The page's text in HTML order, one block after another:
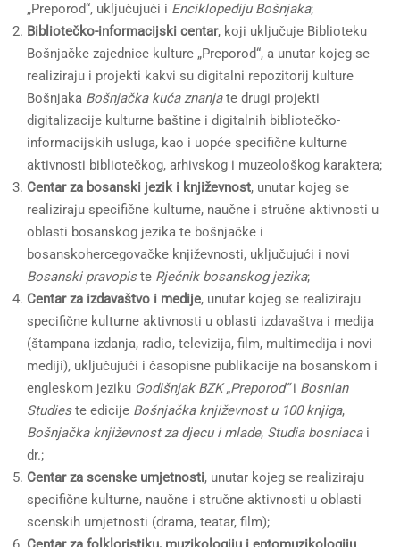
„Preporod“, uključujući i Enciklopediju Bošnjaka;
Bibliotečko-informacijski centar, koji uključuje Biblioteku
Bošnjačke zajednice kulture „Preporod“, a unutar kojeg se
realiziraju i projekti kakvi su digitalni repozitorij kulture
Bošnjaka Bošnjačka kuća znanjate drugi projekti
digitalizacije kulturne baštine i digitalnih bibliotečko-
informacijskih usluga, kao i uopće specifične kulturne
aktivnosti bibliotečkog, arhivskog i muzeološkog karaktera;
Centar za bosanski jezik i književnost, unutar kojeg se
realiziraju specifične kulturne, naučne i stručne aktivnosti u
oblasti bosanskog jezika te bošnjačke i
bosanskohercegovačke književnosti, uključujući i novi
Bosanski pravopiste Rječnik bosanskog jezika;
Centar za izdavaštvo i medije, unutar kojeg se realiziraju
specifične kulturne aktivnosti u oblasti izdavaštva i medija
(štampana izdanja, radio, televizija, film, multimedija i novi
mediji), uključujući i časopisne publikacije na bosanskom i
engleskom jeziku Godišnjak BZK „Preporod“i Bosnian
Studieste edicije Bošnjačka književnost u 100 knjiga,
Bošnjačka književnost za djecu i mlade, Studia bosniacai
dr.;
Centar za scenske umjetnosti, unutar kojeg se realiziraju
specifične kulturne, naučne i stručne aktivnosti u oblasti
scenskih umjetnosti (drama, teatar, film);